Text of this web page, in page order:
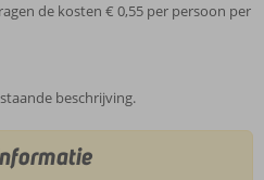
de kosten € 0,55 per persoon per
beschrijving.